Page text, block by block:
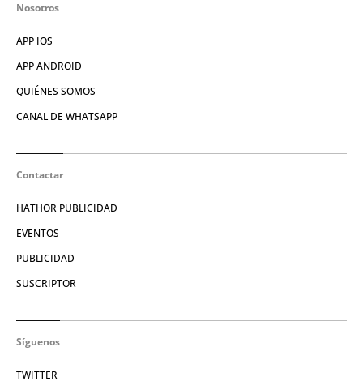
Nosotros
APP IOS
APP ANDROID
QUIÉNES SOMOS
CANAL DE WHATSAPP
Contactar
HATHOR PUBLICIDAD
EVENTOS
PUBLICIDAD
SUSCRIPTOR
Síguenos
TWITTER